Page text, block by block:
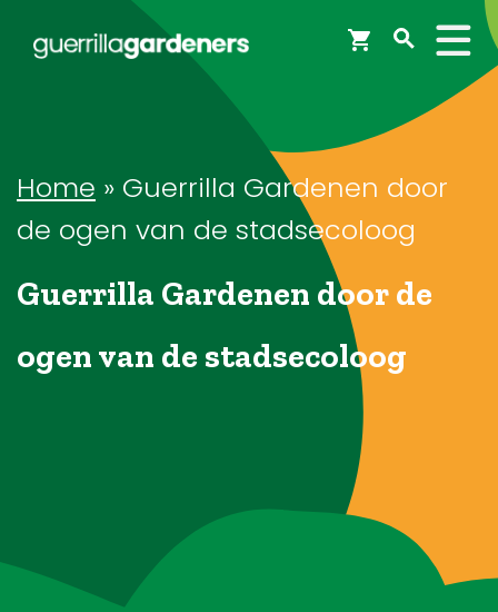
Webshop
Workshops
Tips & Inspiratie
Home » Guerrilla Gardenen door
de ogen van de stadsecoloog
Guerrilla Gardenen door de
ogen van de stadsecoloog